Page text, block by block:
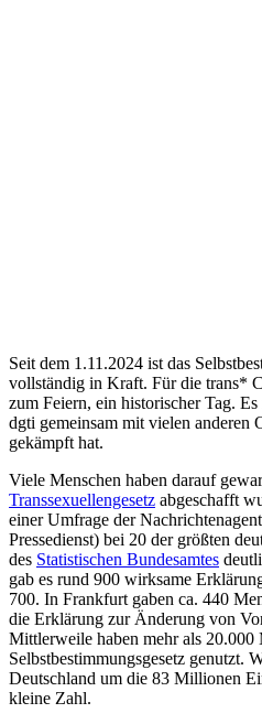
Seit dem 1.11.2024 ist das
vollständig in Kraft. Für die trans*
zum Feiern, ein historischer Tag.
dgti gemeinsam mit vielen anderen
gekämpft hat.
Viele Menschen haben darauf
Transsexuellengesetz abgeschafft
einer Umfrage der
Pressedienst) bei 20 der größten
des Statistischen Bundesamtes
gab es rund 900 wirksame
700. In Frankfurt gaben ca. 440
die Erklärung zur Änderung von
Mittlerweile haben mehr als 20.000
Selbstbestimmungsgesetz genutzt.
Deutschland um die 83 Millionen
kleine Zahl.